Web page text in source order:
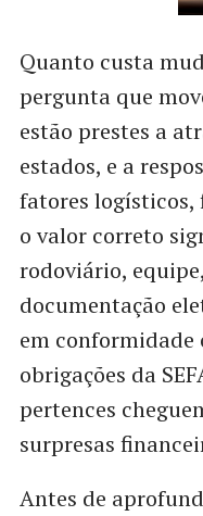
Quanto custa
pergunta que
estão prestes a
estados, e a
fatores logísticos,
o valor correto
rodoviário,
documentação
em conformidade
obrigações da
pertences
surpresas
Antes de